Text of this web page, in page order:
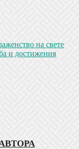
на свете
и достижения